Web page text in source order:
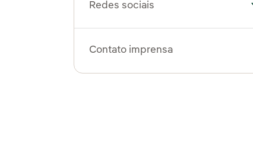
Redes sociais
Contato imprensa